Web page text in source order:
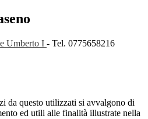
Umberto I - Tel. 0775658216
da questo utilizzati si avvalgono di
ed utili alle finalità illustrate nella